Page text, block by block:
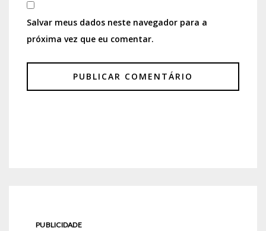
Salvar meus dados neste navegador para a
próxima vez que eu comentar.
PUBLICIDADE